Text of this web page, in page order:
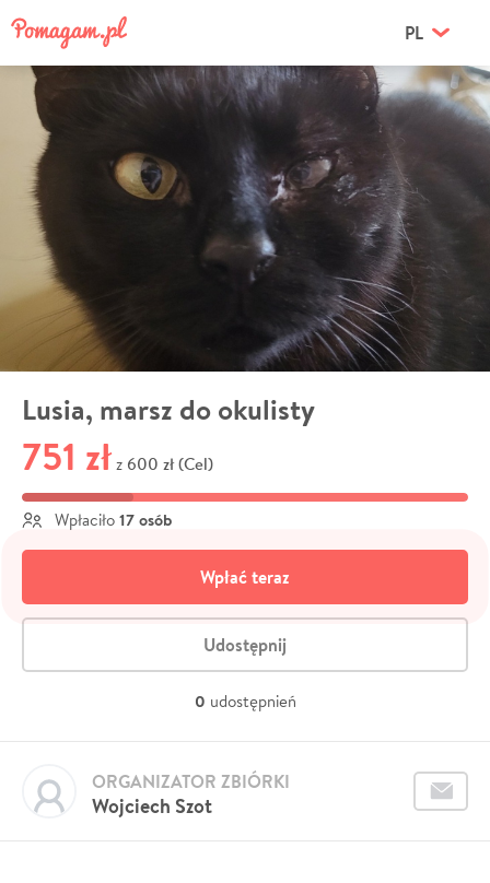
PL
Lusia, marsz do okulisty
751 zł z 600 zł (Cel)
Wpłaciło 17 osób
Wpłać teraz
Udostępnij
0 udostępnień
Wojciech Szot
ORGANIZATOR ZBIÓRKI